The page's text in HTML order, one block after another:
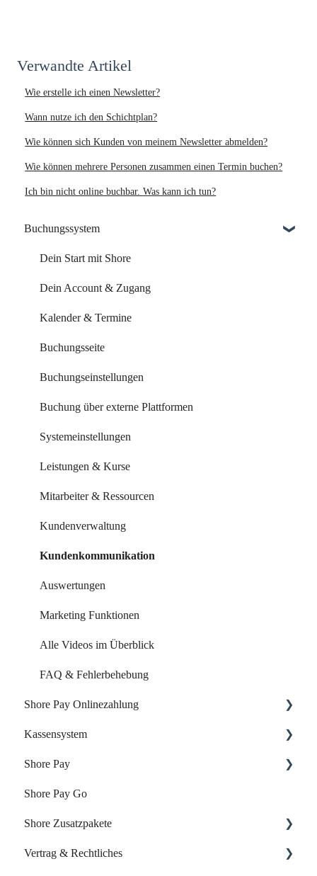
Verwandte Artikel
Wie erstelle ich einen Newsletter?
Wann nutze ich den Schichtplan?
Wie können sich Kunden von meinem Newsletter abmelden?
Wie können mehrere Personen zusammen einen Termin buchen?
Ich bin nicht online buchbar. Was kann ich tun?
Buchungssystem
Dein Start mit Shore
Dein Account & Zugang
Kalender & Termine
Buchungsseite
Buchungseinstellungen
Buchung über externe Plattformen
Systemeinstellungen
Leistungen & Kurse
Mitarbeiter & Ressourcen
Kundenverwaltung
Kundenkommunikation
Auswertungen
Marketing Funktionen
Alle Videos im Überblick
FAQ & Fehlerbehebung
Shore Pay Onlinezahlung
Einrichtung & Aktivierung
Zahlungsoptionen & Funktionen
Kassensystem
Dein Start mit der Shore Kasse
Dein Account & Zugang
Produkte & Inventar
Kunden & Benutzer
Shore Pay
Erste Schritte
FAQs - Fragen & Antworten zu Shore Pay
Shore Pay Go
Shore Zusatzpakete
Onlineshop
Vertrag & Rechtliches